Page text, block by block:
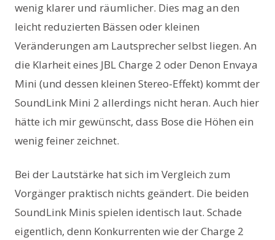
wenig klarer und räumlicher. Dies mag an den
leicht reduzierten Bässen oder kleinen
Veränderungen am Lautsprecher selbst liegen. An
die Klarheit eines JBL Charge 2 oder Denon Envaya
Mini (und dessen kleinen Stereo-Effekt) kommt der
SoundLink Mini 2 allerdings nicht heran. Auch hier
hätte ich mir gewünscht, dass Bose die Höhen ein
wenig feiner zeichnet.
Bei der Lautstärke hat sich im Vergleich zum
Vorgänger praktisch nichts geändert. Die beiden
SoundLink Minis spielen identisch laut. Schade
eigentlich, denn Konkurrenten wie der Charge 2